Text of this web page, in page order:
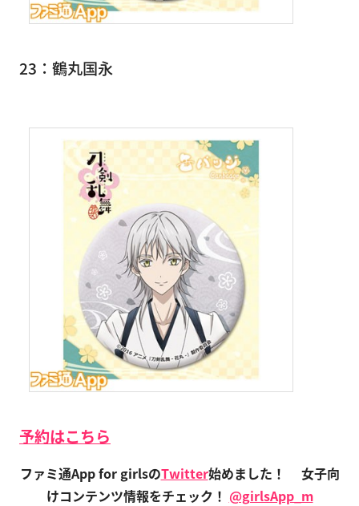
23：鶴丸国永
予約はこちら
ファミ通App for girlsのTwitter始めました！
女子向
けコンテンツ情報をチェック！ @girlsApp_m